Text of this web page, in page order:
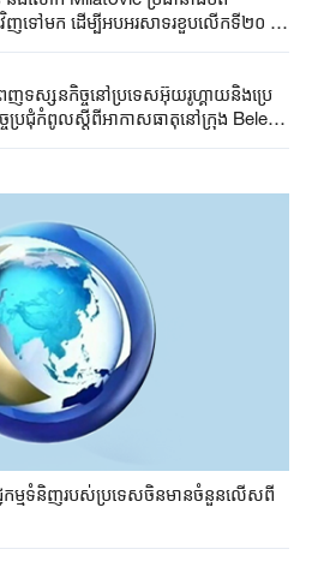
ញទៅមក ដើម្បីអបអរសាទរខួបលើកទី២០ នៃ
ទស្សនកិច្ចនៅប្រទេសអ៊ុយរូហ្គាយនិងប្រេ
រជុំកំពូលស្តីពីអាកាសធាតុនៅក្រុង Belem
ជកម្មទំនិញរបស់ប្រទេសចិនមានចំនួនលើសពី